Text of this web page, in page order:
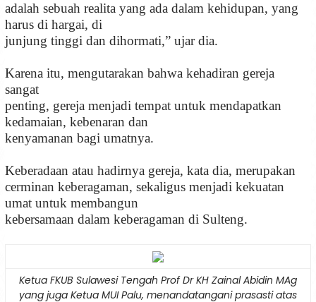
adalah sebuah realita yang ada dalam kehidupan, yang
harus di hargai, di
junjung tinggi dan dihormati,” ujar dia.
Karena itu, mengutarakan bahwa kehadiran gereja
sangat
penting, gereja menjadi tempat untuk mendapatkan
kedamaian, kebenaran dan
kenyamanan bagi umatnya.
Keberadaan atau hadirnya gereja, kata dia, merupakan
cerminan keberagaman, sekaligus menjadi kekuatan
umat untuk membangun
kebersamaan dalam keberagaman di Sulteng.
Ketua FKUB Sulawesi Tengah Prof Dr KH Zainal Abidin MAg
yang juga Ketua MUI Palu, menandatangani prasasti atas